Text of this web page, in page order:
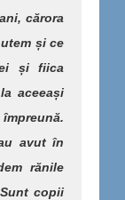
cărora
și ce
și fiica
aceeași
avut în
rănile
copii